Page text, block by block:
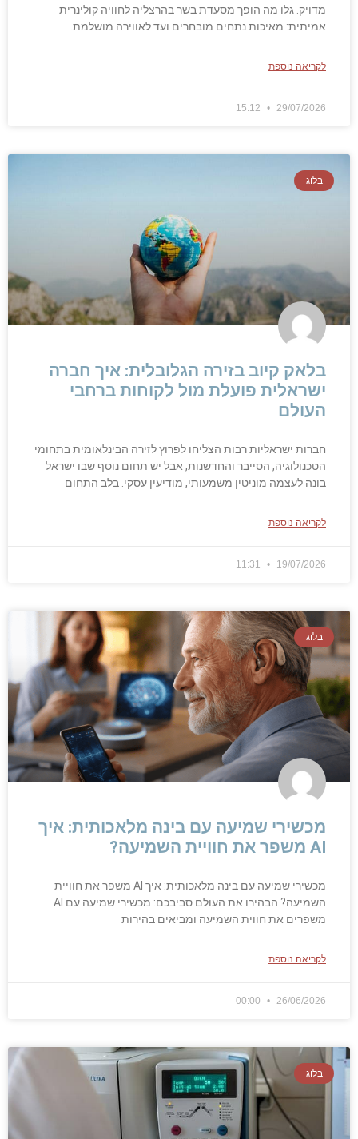
מדויק. גלו מה הופך מסעדת בשר בהרצליה לחוויה קולינרית
אמיתית: מאיכות נתחים מובחרים ועד לאווירה מושלמת.
לקריאה נוספת
29/07/2026
בלוג
בלאק קיוב בזירה הגלובלית: איך חברה
ישראלית פועלת מול לקוחות ברחבי
העולם
חברות ישראליות רבות הצליחו לפרוץ לזירה הבינלאומית בתחומי
הטכנולוגיה, הסייבר והחדשנות, אבל יש תחום נוסף שבו ישראל
בונה לעצמה מוניטין משמעותי, מודיעין עסקי. בלב התחום
לקריאה נוספת
19/07/2026
בלוג
מכשירי שמיעה עם בינה מלאכותית: איך
AI משפר את חוויית השמיעה?
מכשירי שמיעה עם בינה מלאכותית: איך AI משפר את חוויית
השמיעה? הבהירו את העולם סביבכם: מכשירי שמיעה עם AI
משפרים את חווית השמיעה ומביאים בהירות
לקריאה נוספת
26/06/2026
בלוג